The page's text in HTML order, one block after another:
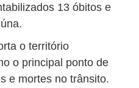
13 óbitos e
o território
o principal ponto de
e mortes no trânsito.